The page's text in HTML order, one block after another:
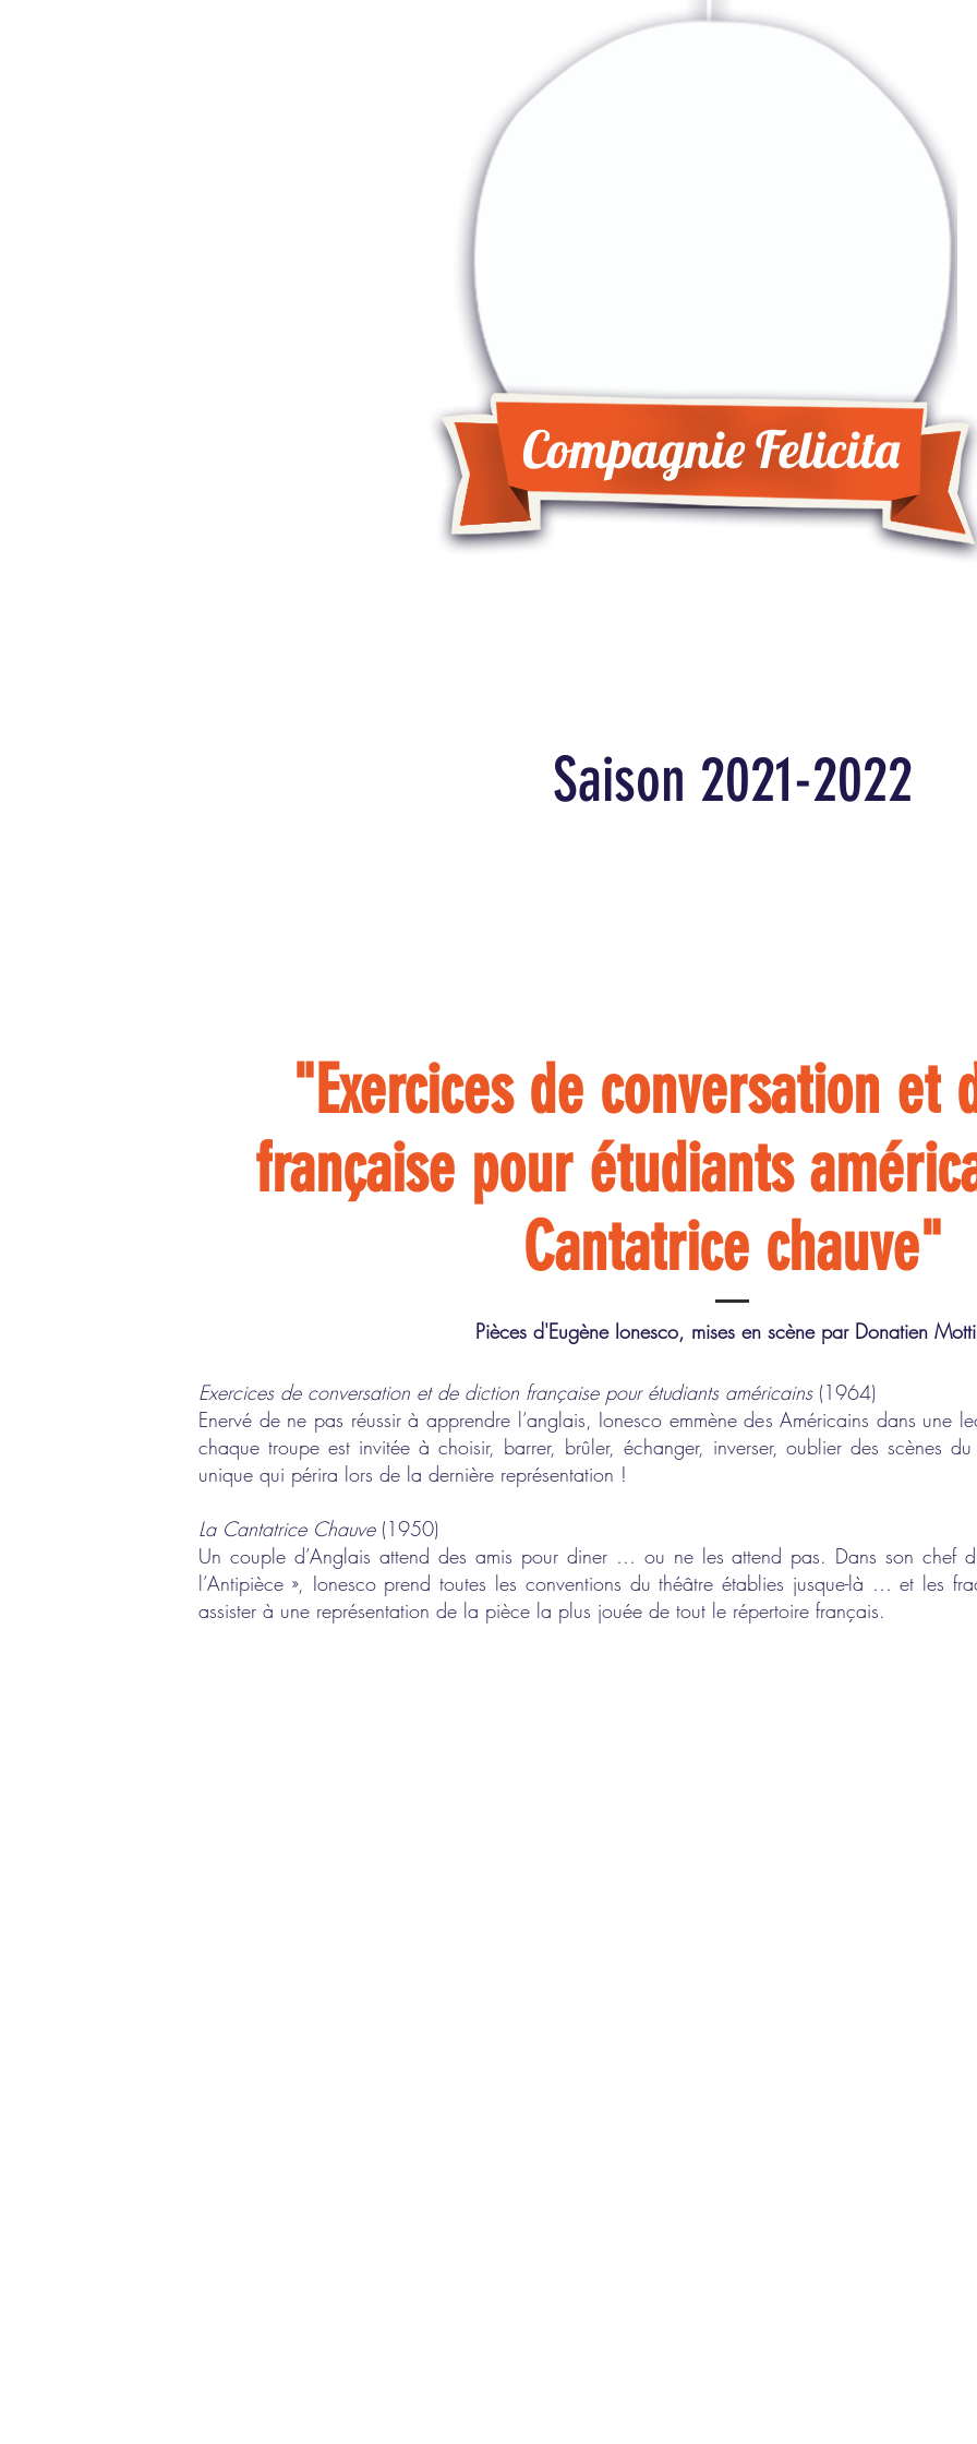
Compagnie Felicita
Saison 2021-2022
"Exercices de conversation et
française pour étudiants
Cantatrice chauve"
Pièces d'Eugène Ionesco, mises en scène par Donatien
Exercices de conversation et de diction française pour étudiants américains(1964)
Enervé de ne pas réussir à apprendre l’anglais, Ionesco emmène des Américains dans
chaque troupe est invitée à choisir, barrer, brûler, échanger, inverser, oublier des scènes
unique qui périra lors de la dernière représentation !
La Cantatrice Chauve(1950)
Un couple d’Anglais attend des amis pour diner … ou ne les attend pas. Dans son chef
l’Antipièce », Ionesco prend toutes les conventions du théâtre établies jusque-là … et les
assister à une représentation de la pièce la plus jouée de tout le répertoire français.